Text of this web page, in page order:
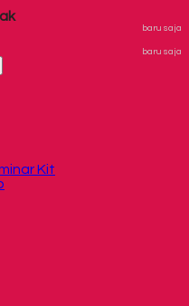
baru saja
baru saja
Kit